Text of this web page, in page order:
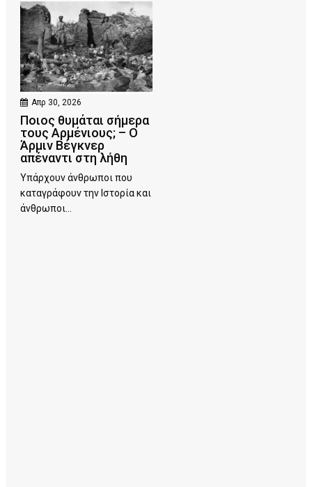
Απρ 30, 2026
Ποιος θυμάται σήμερα
τους Αρμένιους; – Ο
Άρμιν Βέγκνερ
απέναντι στη λήθη
Υπάρχουν άνθρωποι που
καταγράφουν την Ιστορία και
άνθρωποι...